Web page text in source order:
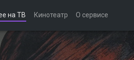
на ТВ Кинотеатр О сервисе